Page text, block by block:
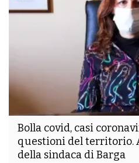
Bolla covid, casi
questioni del territorio.
della sindaca di Barga